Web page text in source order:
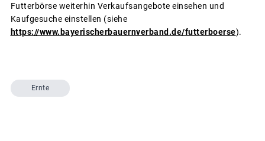
Futterbörse weiterhin Verkaufsangebote einsehen und
Kaufgesuche einstellen (siehe
https://www.bayerischerbauernverband.de/futterboerse).
Ernte